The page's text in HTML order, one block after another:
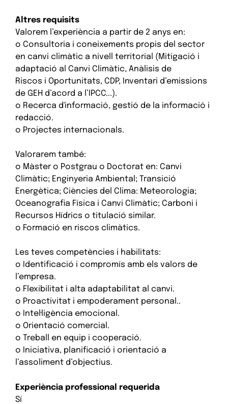
Altres requisits
Valorem l’experiència a partir de 2 anys en:
o Consultoria i coneixements propis del sector
en canvi climàtic a nivell territorial (Mitigació i
adaptació al Canvi Climàtic, Anàlisis de
Riscos i Oportunitats, CDP, Inventari d’emissions
de GEH d’acord a l’IPCC...).
o Recerca d'informació, gestió de la informació i
redacció.
o Projectes internacionals.
Valorarem també:
o Màster o Postgrau o Doctorat en: Canvi
Climàtic; Enginyeria Ambiental; Transició
Energètica; Ciències del Clima: Meteorologia;
Oceanografia Física i Canvi Climàtic; Carboni i
Recursos Hídrics o titulació similar.
o Formació en riscos climàtics.
Les teves competències i habilitats:
o Identificació i compromís amb els valors de
l’empresa.
o Flexibilitat i alta adaptabilitat al canvi.
o Proactivitat i empoderament personal..
o Intel·ligència emocional.
o Orientació comercial.
o Treball en equip i cooperació.
o Iniciativa, planificació i orientació a
l’assoliment d’objectius.
Experiència professional requerida
Sí